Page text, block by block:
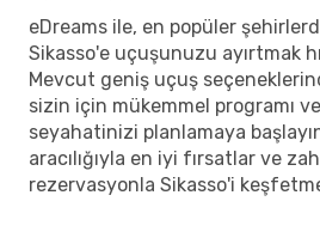
eDreams ile, en popüler
Sikasso'e uçuşunuzu ayırtmak
Mevcut geniş uçuş
sizin için mükemmel programı
seyahatinizi planlamaya
aracılığıyla en iyi fırsatlar ve
rezervasyonla Sikasso'i